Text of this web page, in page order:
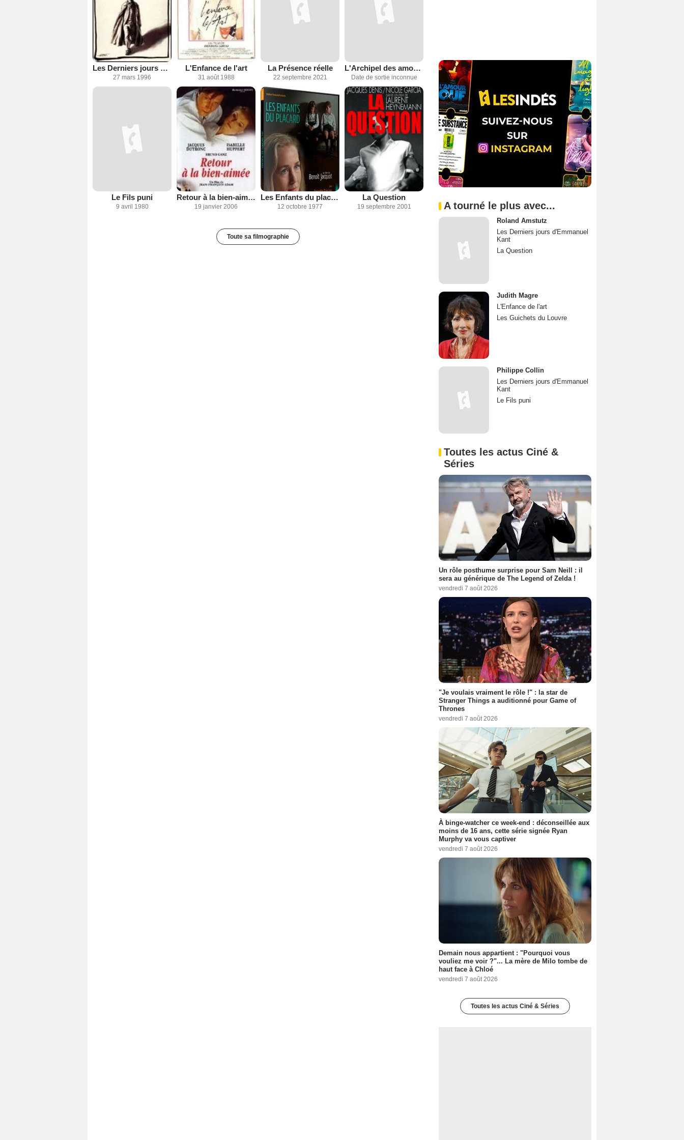
Les Derniers jours d'Emmanuel Kant
27 mars 1996
L'Enfance de l'art
31 août 1988
La Présence réelle
22 septembre 2021
L'Archipel des amours
Date de sortie inconnue
Le Fils puni
9 avril 1980
Retour à la bien-aimée
19 janvier 2006
Les Enfants du placard
12 octobre 1977
La Question
19 septembre 2001
Toute sa filmographie
A tourné le plus avec...
Roland Amstutz
Les Derniers jours d'Emmanuel
Kant
La Question
Judith Magre
L'Enfance de l'art
Les Guichets du Louvre
Philippe Collin
Les Derniers jours d'Emmanuel
Kant
Le Fils puni
Toutes les actus Ciné &
Séries
Un rôle posthume surprise pour Sam Neill : il
sera au générique de The Legend of Zelda !
vendredi 7 août 2026
"Je voulais vraiment le rôle !" : la star de
Stranger Things a auditionné pour Game of
Thrones
vendredi 7 août 2026
À binge-watcher ce week-end : déconseillée aux
moins de 16 ans, cette série signée Ryan
Murphy va vous captiver
vendredi 7 août 2026
Demain nous appartient : "Pourquoi vous
vouliez me voir ?"... La mère de Milo tombe de
haut face à Chloé
vendredi 7 août 2026
Toutes les actus Ciné & Séries